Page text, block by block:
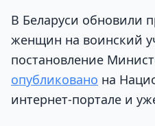
В Беларуси обновили
женщин на воинский
постановление
опубликовано на
интернет-портале и